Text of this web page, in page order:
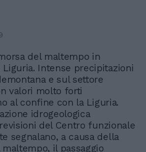
del maltempo in
Liguria. Intense precipitazioni
e sul settore
valori molto forti
al confine con la Liguria.
idrogeologica
del Centro funzionale
segnalano, a causa della
il passaggio